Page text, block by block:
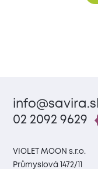
02 2092 9629
VIOLET MOON s.r.o.
Průmyslová 1472/11